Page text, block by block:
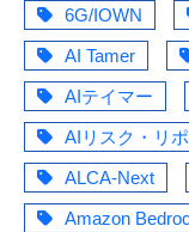
6G/IOWN
AI Tamer
AIテイマー
AIリスク・リ
ALCA-Next
Amazon